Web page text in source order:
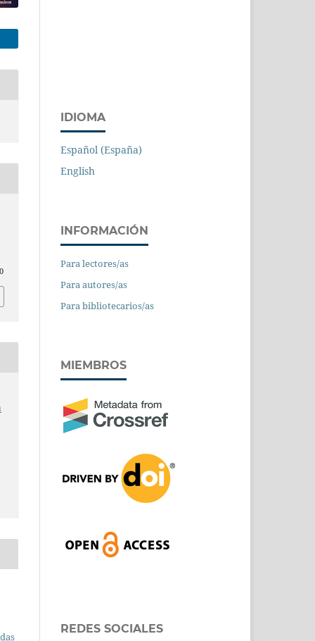
IDIOMA
Español (España)
English
INFORMACIÓN
Para lectores/as
Para autores/as
Para bibliotecarios/as
MIEMBROS
REDES SOCIALES